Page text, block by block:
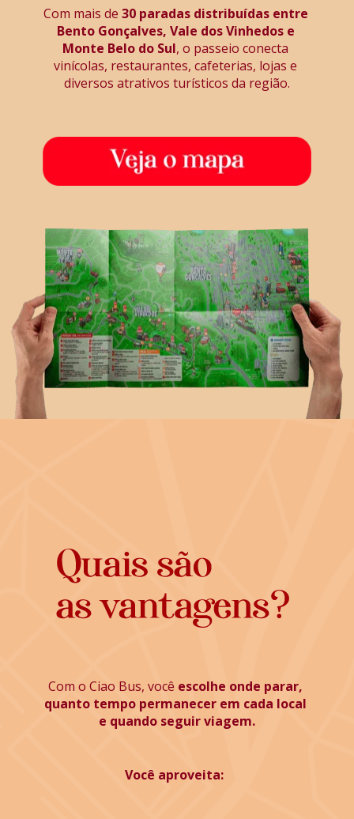
Com mais de 30 paradas distribuídas entre
Bento Gonçalves, Vale dos Vinhedos e
Monte Belo do Sul, o passeio conecta
vinícolas, restaurantes, cafeterias, lojas e
diversos atrativos turísticos da região.
Com o Ciao Bus, você escolhe onde parar,
quanto tempo permanecer em cada local
e quando seguir viagem.
Você aproveita: